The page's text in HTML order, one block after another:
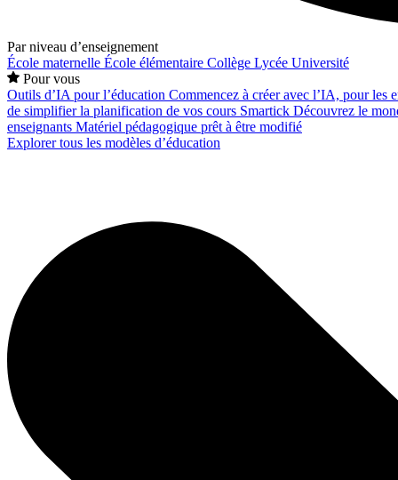
Par niveau d’enseignement
École maternelle École élémentaire Collège Lycée Université
Pour vous
Outils d’IA pour l’éducation Commencez à créer avec l’IA, pour les
de simplifier la planification de vos cours Smartick Découvrez le
enseignants Matériel pédagogique prêt à être modifié
Explorer tous les modèles d’éducation